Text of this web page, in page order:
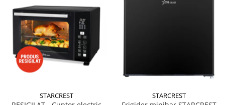
STARCREST STARCREST